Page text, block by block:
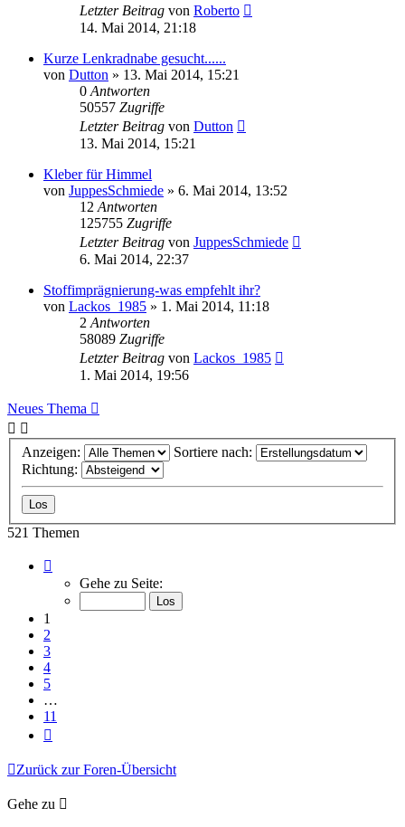
Letzter Beitrag von Roberto
14. Mai 2014, 21:18
Kurze Lenkradnabe gesucht......
von Dutton » 13. Mai 2014, 15:21
0 Antworten
50557 Zugriffe
Letzter Beitrag von Dutton
13. Mai 2014, 15:21
Kleber für Himmel
von JuppesSchmiede » 6. Mai 2014, 13:52
12 Antworten
125755 Zugriffe
Letzter Beitrag von JuppesSchmiede
6. Mai 2014, 22:37
Stoffimprägnierung-was empfehlt ihr?
von Lackos_1985 » 1. Mai 2014, 11:18
2 Antworten
58089 Zugriffe
Letzter Beitrag von Lackos_1985
1. Mai 2014, 19:56
Neues Thema
Anzeigen:
Sortiere nach:
Richtung:
521 Themen
von
Gehe zu Seite:
1
2
3
4
5
…
11
Zurück zur Foren-Übersicht
Gehe zu